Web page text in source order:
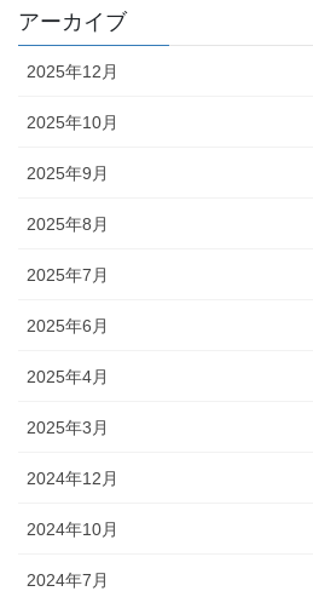
アーカイブ
2025年12月
2025年10月
2025年9月
2025年8月
2025年7月
2025年6月
2025年4月
2025年3月
2024年12月
2024年10月
2024年7月